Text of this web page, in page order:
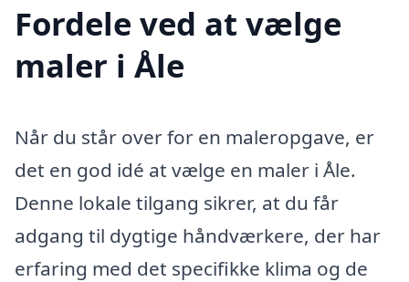
Fordele ved at vælge
maler i Åle
Når du står over for en maleropgave, er
det en god idé at vælge en maler i Åle.
Denne lokale tilgang sikrer, at du får
adgang til dygtige håndværkere, der har
erfaring med det specifikke klima og de